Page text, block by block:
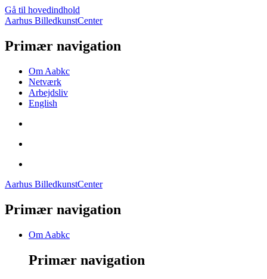
Gå til hovedindhold
Aarhus BilledkunstCenter
Primær navigation
Om Aabkc
Netværk
Arbejdsliv
English
Aarhus BilledkunstCenter
Primær navigation
Om Aabkc
Primær navigation